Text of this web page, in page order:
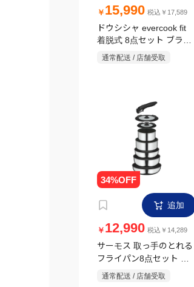
￥ 15,990 税込￥17,589
ドウシシャ evercook fit
着脱式 8点セット ブラッ
EFIST8BK
通常配送 / 店舗受取
追加
￥ 12,990 税込￥14,289
サーモス 取っ手のとれる
フライパン8点セット ス
通常配送 / 店舗受取